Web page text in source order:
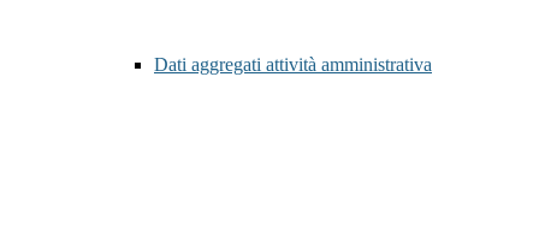
Dati aggregati attività amministrativa